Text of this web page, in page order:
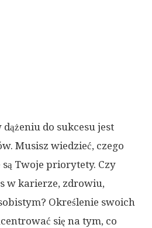
do sukcesu jest
Musisz wiedzieć, czego
są Twoje priorytety. Czy
w karierze, zdrowiu,
Określenie swoich
się na tym, co